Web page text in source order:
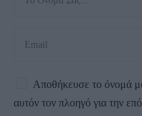
Αποθήκευσε το όνομά
αυτόν τον πλοηγό για την